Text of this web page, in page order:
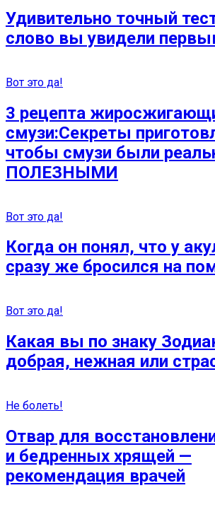
Удивительно точный
слово вы увидели
Вот это да!
3 рецепта
смузи:Секреты
чтобы смузи были
ПОЛЕЗНЫМИ
Вот это да!
Когда он понял, что у
сразу же бросился на
Вот это да!
Какая вы по знаку
добрая, нежная или
Не болеть!
Отвар для
и бедренных хрящей —
рекомендация врачей